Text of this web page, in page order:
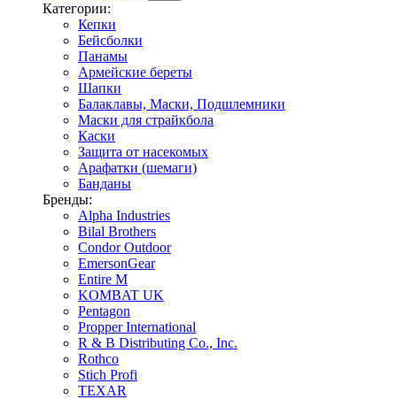
Категории:
Кепки
Бейсболки
Панамы
Армейские береты
Шапки
Балаклавы, Маски, Подшлемники
Маски для страйкбола
Каски
Защита от насекомых
Арафатки (шемаги)
Банданы
Бренды:
Alpha Industries
Bilal Brothers
Condor Outdoor
EmersonGear
Entire M
KOMBAT UK
Pentagon
Propper International
R & B Distributing Co., Inc.
Rothco
Stich Profi
TEXAR